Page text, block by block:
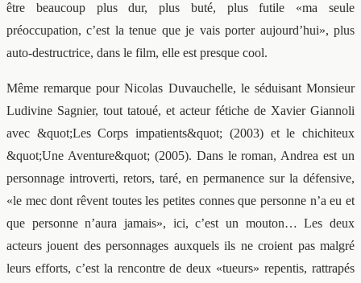
être beaucoup plus dur, plus buté, plus futile «ma seule
préoccupation, c’est la tenue que je vais porter aujourd’hui», plus
auto-destructrice, dans le film, elle est presque cool.
Même remarque pour Nicolas Duvauchelle, le séduisant Monsieur
Ludivine Sagnier, tout tatoué, et acteur fétiche de Xavier Giannoli
avec &quot;Les Corps impatients&quot; (2003) et le chichiteux
&quot;Une Aventure&quot; (2005). Dans le roman, Andrea est un
personnage introverti, retors, taré, en permanence sur la défensive,
«le mec dont rêvent toutes les petites connes que personne n’a eu et
que personne n’aura jamais», ici, c’est un mouton… Les deux
acteurs jouent des personnages auxquels ils ne croient pas malgré
leurs efforts, c’est la rencontre de deux «tueurs» repentis, rattrapés